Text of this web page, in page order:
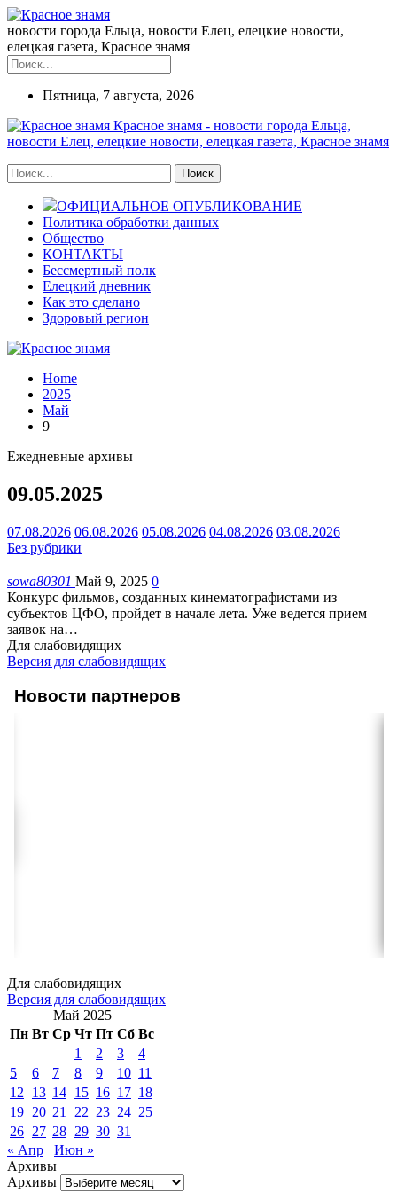
новости города Ельца, новости Елец, елецкие новости,
елецкая газета, Красное знамя
Пятница, 7 августа, 2026
Красное знамя - новости города Ельца,
новости Елец, елецкие новости, елецкая газета, Красное знамя
ОФИЦИАЛЬНОЕ ОПУБЛИКОВАНИЕ
Политика обработки данных
Общество
КОНТАКТЫ
Бессмертный полк
Елецкий дневник
Как это сделано
Здоровый регион
Home
2025
Май
9
Ежедневные архивы
09.05.2025
07.08.2026 06.08.2026 05.08.2026 04.08.2026 03.08.2026
Без рубрики
sowa80301 Май 9, 2025 0
Конкурс фильмов, созданных кинематографистами из
субъектов ЦФО, пройдет в начале лета. Уже ведется прием
заявок на…
Для слабовидящих
Версия для слабовидящих
Новости партнеров
Для слабовидящих
Версия для слабовидящих
Май 2025
Пн Вт Ср Чт Пт Сб Вс
1
2 3
4
5
6 7 8 9 10 11
12
13 14 15 16 17 18
19 20 21 22 23 24 25
26 27 28 29 30 31
« Апр
Июн »
Архивы
Архивы